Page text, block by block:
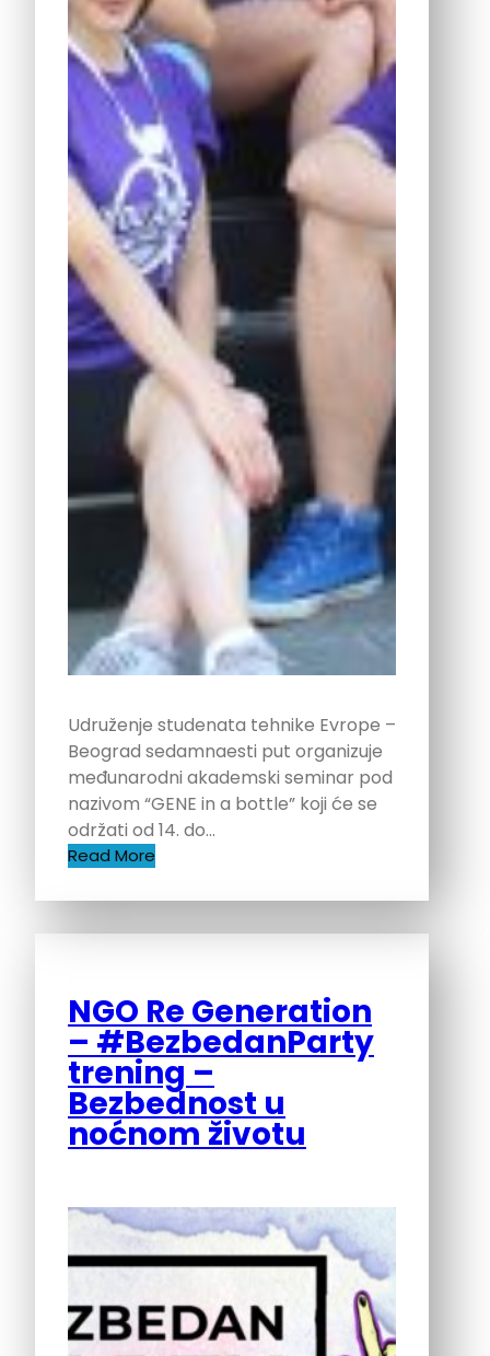
Udruženje studenata tehnike Evrope –
Beograd sedamnaesti put organizuje
međunarodni akademski seminar pod
nazivom “GENE in a bottle” koji će se
održati od 14. do…
Read More
NGO Re Generation
– #BezbedanParty
trening –
Bezbednost u
noćnom životu